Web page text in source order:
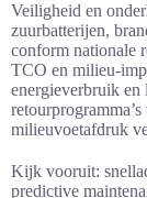
Veiligheid en
zuurbatterijen,
conform nationale
TCO en milieu-
energieverbruik
milieuvoetafdruk
Kijk vooruit:
predictive